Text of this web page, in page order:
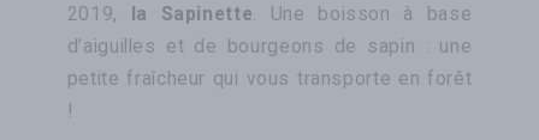
2019, la Sapinette . Une boisson à base
d’aiguilles et de bourgeons de sapin : une
petite fraîcheur qui vous transporte en forêt
!